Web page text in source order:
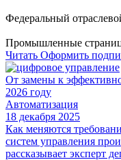
Федеральный
Промышленные
Читать Оформить
От замены к
2026 году
Автоматизация
18 декабря 2025
Как меняются
систем управления
рассказывает эксперт